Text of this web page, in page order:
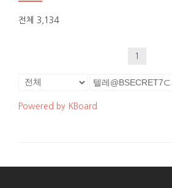
전체 3,134
1
Powered by KBoard